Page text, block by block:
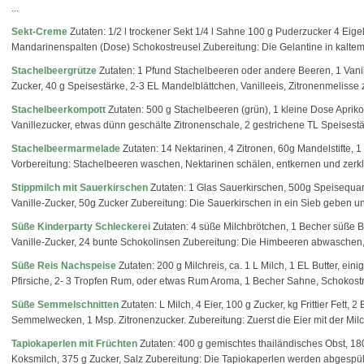
...
Sekt-Creme Zutaten: 1/2 l trockener Sekt 1/4 l Sahne 100 g Puderzucker 4
Mandarinenspalten (Dose) Schokostreusel Zubereitung: Die Gelantine in
Stachelbeergrütze Zutaten: 1 Pfund Stachelbeeren oder andere Beeren, 1
Zucker, 40 g Speisestärke, 2-3 EL Mandelblättchen, Vanilleeis, Zitronenmelisse
Stachelbeerkompott Zutaten: 500 g Stachelbeeren (grün), 1 kleine Dose
Vanillezucker, etwas dünn geschälte Zitronenschale, 2 gestrichene TL
Stachelbeermarmelade Zutaten: 14 Nektarinen, 4 Zitronen, 60g Mandelstifte,
Vorbereitung: Stachelbeeren waschen, Nektarinen schälen, entkernen und
Stippmilch mit Sauerkirschen Zutaten: 1 Glas Sauerkirschen, 500g
Vanille-Zucker, 50g Zucker Zubereitung: Die Sauerkirschen in ein Sieb geben
Süße Kinderparty Schleckerei Zutaten: 4 süße Milchbrötchen, 1 Becher süße
Vanille-Zucker, 24 bunte Schokolinsen Zubereitung: Die Himbeeren
Süße Reis Nachspeise Zutaten: 200 g Milchreis, ca. 1 L Milch, 1 EL Butter,
Pfirsiche, 2- 3 Tropfen Rum, oder etwas Rum Aroma, 1 Becher Sahne,
Süße Semmelschnitten Zutaten: L Milch, 4 Eier, 100 g Zucker, kg Frittier Fett, 2
Semmelwecken, 1 Msp. Zitronenzucker. Zubereitung: Zuerst die Eier mit der
Tapiokaperlen mit Früchten Zutaten: 400 g gemischtes thailändisches Obst,
Koksmilch, 375 g Zucker, Salz Zubereitung: Die Tapiokaperlen werden